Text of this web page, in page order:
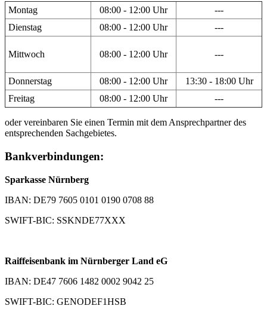
Montag 08:00 - 12:00 Uhr
---
Dienstag
08:00 - 12:00 Uhr ---
Mittwoch 08:00 - 12:00 Uhr ---
Donnerstag 08:00 - 12:00 Uhr
13:30 - 18:00 Uhr
Freitag
08:00 - 12:00 Uhr ---
oder vereinbaren Sie einen Termin mit dem Ansprechpartner des
entsprechenden Sachgebietes.
Bankverbindungen:
Sparkasse Nürnberg
IBAN: DE79 7605 0101 0190 0708 88
SWIFT-BIC: SSKNDE77XXX
Raiffeisenbank im Nürnberger Land eG
IBAN: DE47 7606 1482 0002 9042 25
SWIFT-BIC: GENODEF1HSB